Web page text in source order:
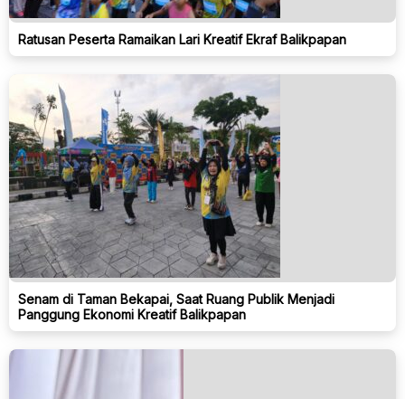
Ratusan Peserta Ramaikan Lari Kreatif Ekraf Balikpapan
Senam di Taman Bekapai, Saat Ruang Publik Menjadi
Panggung Ekonomi Kreatif Balikpapan